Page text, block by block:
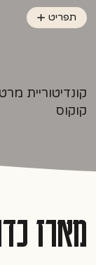
תפריט
קונדיטוריית
קוקוס
מארז